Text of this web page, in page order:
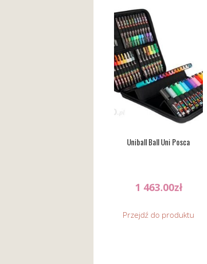
Uniball Ball Uni Posca
1 463.00zł
Przejdź do produktu